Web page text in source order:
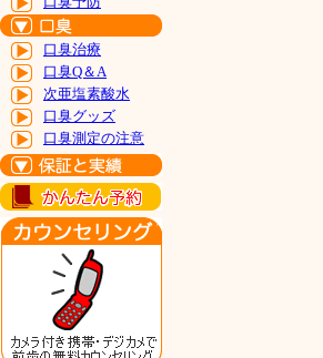
口臭治療
口臭Q＆A
次亜塩素酸水
口臭グッズ
口臭測定の注意